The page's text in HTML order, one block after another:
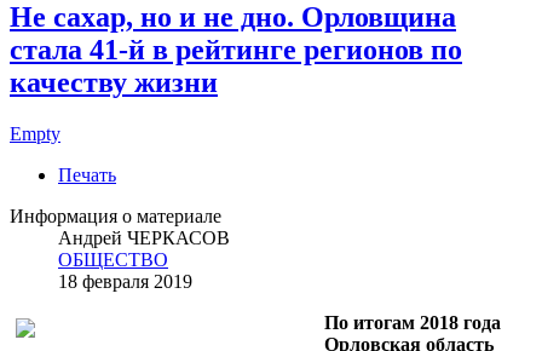
Не сахар, но и не дно. Орловщина
стала 41-й в рейтинге регионов по
качеству жизни
Empty
Печать
Информация о материале
Андрей ЧЕРКАСОВ
ОБЩЕСТВО
18 февраля 2019
По итогам 2018 года
Орловская область